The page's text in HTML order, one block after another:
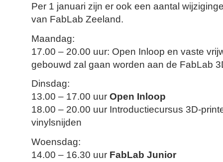
Per 1 januari zijn er ook een aantal
van FabLab Zeeland.
Maandag:
17.00 – 20.00 uur: Open Inloop en vaste
gebouwd zal gaan worden aan de FabLab
Dinsdag:
13.00 – 17.00 uur Open Inloop
18.00 – 20.00 uur Introductiecursus 3D-
vinylsnijden
Woensdag:
14.00 – 16.30 uur FabLab Junior